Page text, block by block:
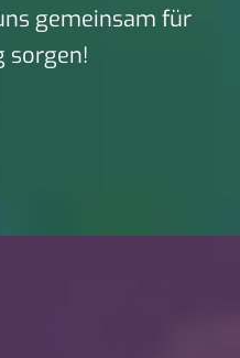
gemeinsam für
sorgen!